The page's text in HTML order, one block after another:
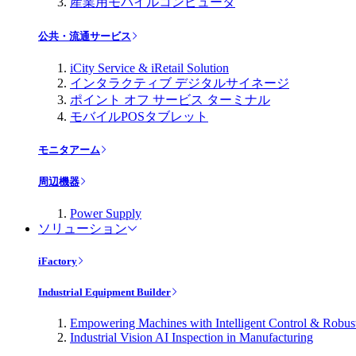
公共・流通サービス
iCity Service & iRetail Solution
インタラクティブ デジタルサイネージ
ポイント オフ サービス ターミナル
モバイルPOSタブレット
モニタアーム
周辺機器
Power Supply
ソリューション
iFactory
Industrial Equipment Builder
Empowering Machines with Intelligent Control &
Industrial Vision AI Inspection in Manufacturing